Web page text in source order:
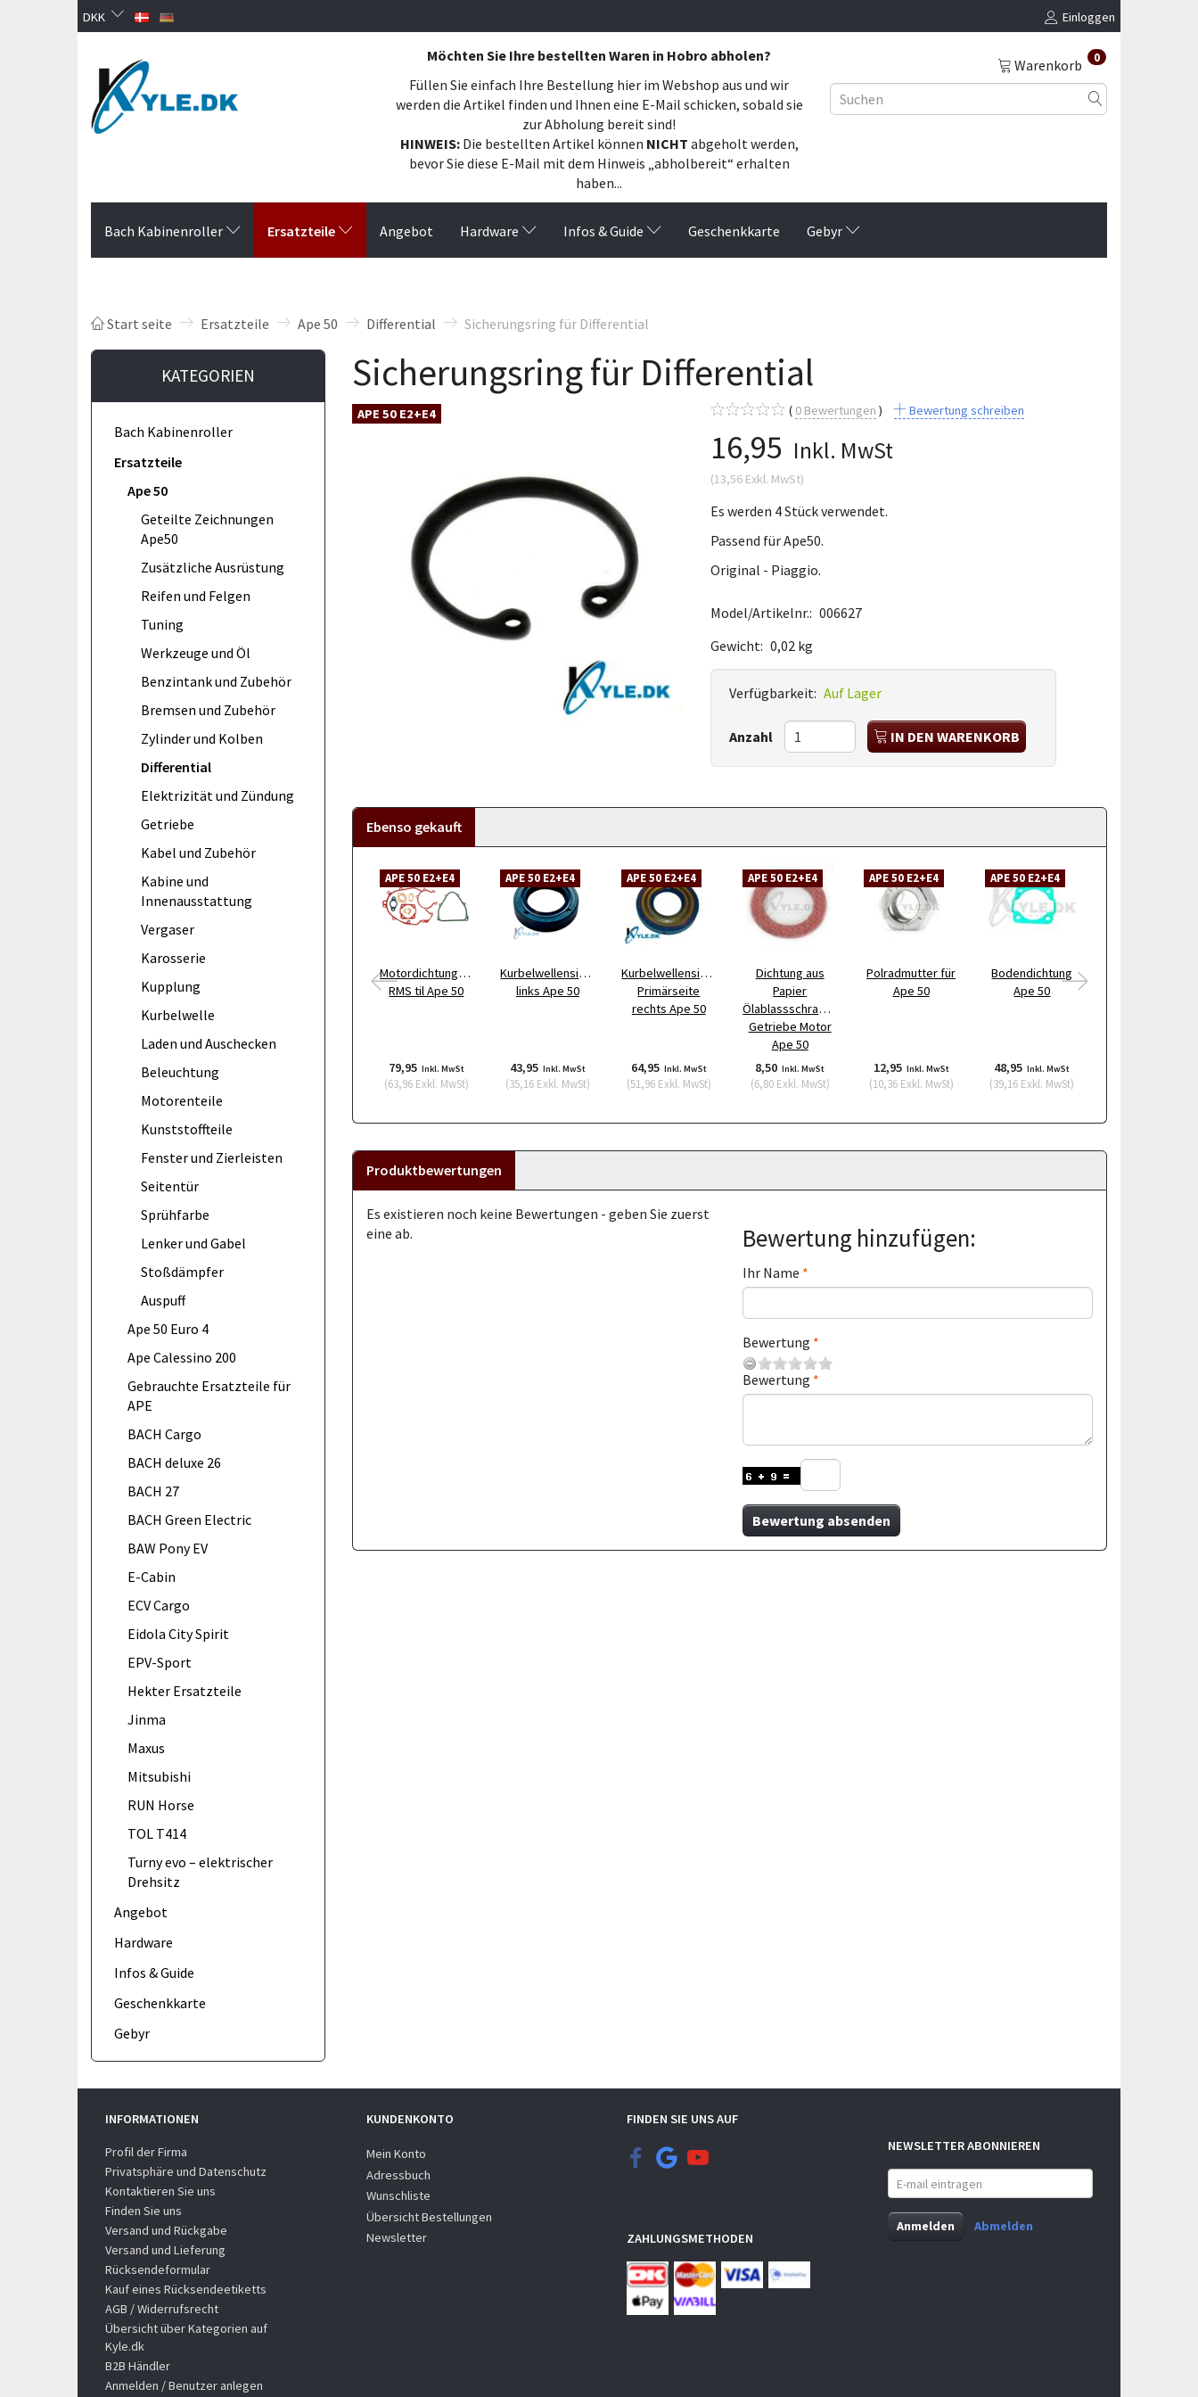
DKK Einloggen
Möchten Sie Ihre bestellten Waren in Hobro abholen?
Füllen Sie einfach Ihre Bestellung hier im Webshop aus und wir
werden die Artikel finden und Ihnen eine E-Mail schicken, sobald sie
zur Abholung bereit sind!
HINWEIS:Die bestellten Artikel können NICHT abgeholt werden,
bevor Sie diese E-Mail mit dem Hinweis „abholbereit“ erhalten
haben...
Warenkorb 0
Bach Kabinenroller Ersatzteile Angebot Hardware Infos & Guide Geschenkkarte Gebyr
Start seite Ersatzteile Ape 50 Differential Sicherungsring für Differential
KATEGORIEN
Bach Kabinenroller
Ersatzteile
Ape 50
Geteilte Zeichnungen
Ape50
Zusätzliche Ausrüstung
Reifen und Felgen
Tuning
Werkzeuge und Öl
Benzintank und Zubehör
Bremsen und Zubehör
Zylinder und Kolben
Differential
Elektrizität und Zündung
Getriebe
Kabel und Zubehör
Kabine und
Innenausstattung
Vergaser
Karosserie
Kupplung
Kurbelwelle
Laden und Auschecken
Beleuchtung
Motorenteile
Kunststoffteile
Fenster und Zierleisten
Seitentür
Sprühfarbe
Lenker und Gabel
Stoßdämpfer
Auspuff
Ape 50 Euro 4
Ape Calessino 200
Gebrauchte Ersatzteile für
APE
BACH Cargo
BACH deluxe 26
BACH 27
BACH Green Electric
BAW Pony EV
E-Cabin
ECV Cargo
Eidola City Spirit
EPV-Sport
Hekter Ersatzteile
Jinma
Maxus
Mitsubishi
RUN Horse
TOL T414
Turny evo – elektrischer
Drehsitz
Angebot
Hardware
Infos & Guide
Geschenkkarte
Gebyr
Sicherungsring für Differential
APE 50 E2+E4 0Bewertungen Bewertung schreiben
16,95 Inkl. MwSt
(13,56Exkl. MwSt)
Es werden 4 Stück verwendet.
Passend für Ape50.
Original - Piaggio.
Model/Artikelnr.: 006627
Gewicht: 0,02 kg
Verfügbarkeit: Auf Lager
Anzahl IN DEN WARENKORB
Ebenso gekauft
APE 50 E2+E4
Motordichtungssatz
RMS til Ape 50
79,95 Inkl. MwSt
(63,96Exkl. MwSt)
APE 50 E2+E4
Kurbelwellensimmerring
links Ape 50
43,95 Inkl. MwSt
(35,16Exkl. MwSt)
APE 50 E2+E4
Kurbelwellensimmerring
Primärseite
rechts Ape 50
64,95 Inkl. MwSt
(51,96Exkl. MwSt)
APE 50 E2+E4
Dichtung aus
Papier
Ölablassschraube
Getriebe Motor
Ape 50
8,50 Inkl. MwSt
(6,80Exkl. MwSt)
APE 50 E2+E4
Polradmutter für
Ape 50
12,95 Inkl. MwSt
(10,36Exkl. MwSt)
APE 50 E2+E4
Bodendichtung
Ape 50
48,95 Inkl. MwSt
(39,16 Exkl. MwSt)
Produktbewertungen
Es existieren noch keine Bewertungen - geben Sie zuerst
eine ab.
Bewertung hinzufügen:
Ihr Name
Bewertung
Bewertung
Bewertung absenden
INFORMATIONEN
Profil der Firma
Privatsphäre und Datenschutz
Kontaktieren Sie uns
Finden Sie uns
Versand und Rückgabe
Versand und Lieferung
Rücksendeformular
Kauf eines Rücksendeetiketts
AGB / Widerrufsrecht
Übersicht über Kategorien auf
Kyle.dk
B2B Händler
Anmelden / Benutzer anlegen
KUNDENKONTO
Mein Konto
Adressbuch
Wunschliste
Übersicht Bestellungen
Newsletter
FINDEN SIE UNS AUF
ZAHLUNGSMETHODEN
NEWSLETTER ABONNIEREN
mail
eintragen
Anmelden
Abmelden